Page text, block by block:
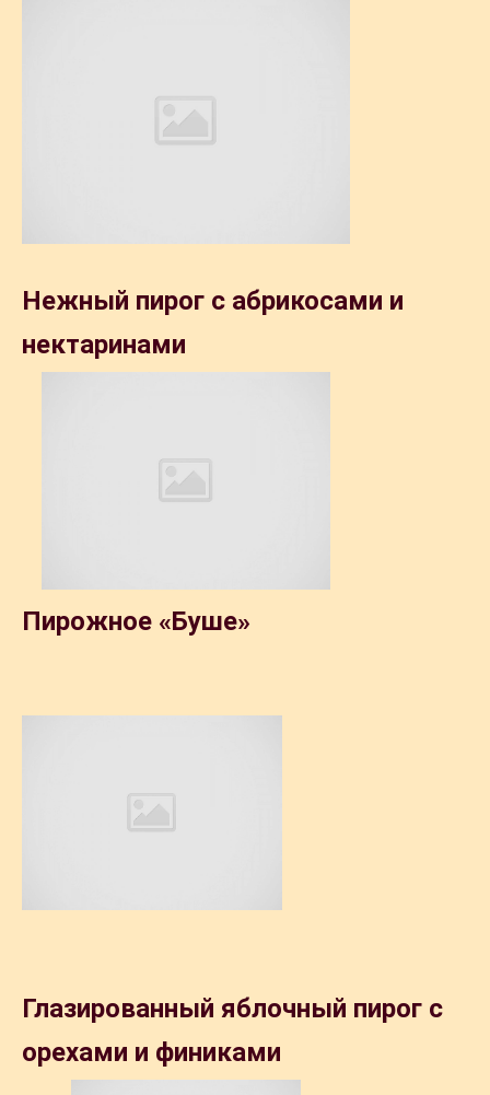
Нежный пирог с абрикосами и
нектаринами
Пирожное «Буше»
Глазированный яблочный пирог с
орехами и финиками